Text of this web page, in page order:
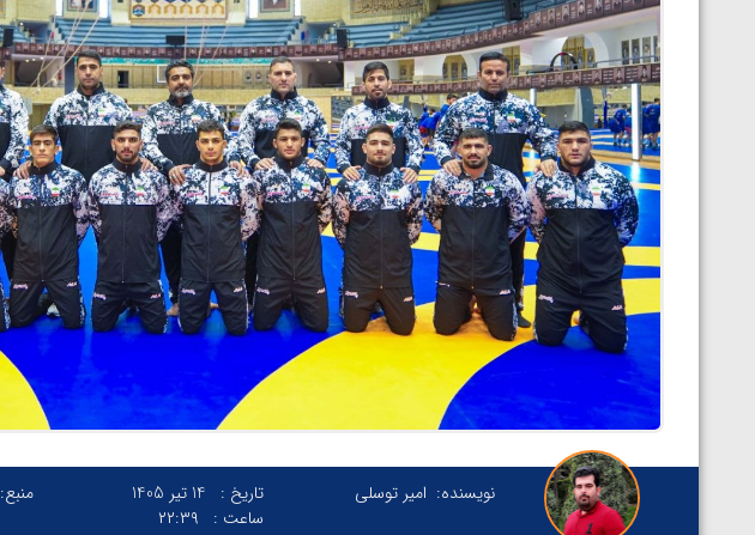
نویسنده: امیر توسلی تاریخ :
14 تیر 1405
ساعت :
۲۲:۳۹
منبع: